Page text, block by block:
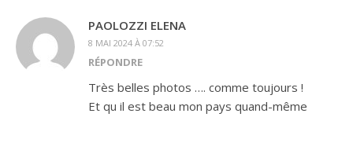
PAOLOZZI ELENA
8 MAI 2024 À 07:52
RÉPONDRE
Très belles photos …. comme toujours !
Et qu il est beau mon pays quand-même